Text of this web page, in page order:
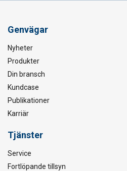
Genvägar
Nyheter
Produkter
Din bransch
Kundcase
Publikationer
Karriär
Tjänster
Service
Fortlöpande tillsyn